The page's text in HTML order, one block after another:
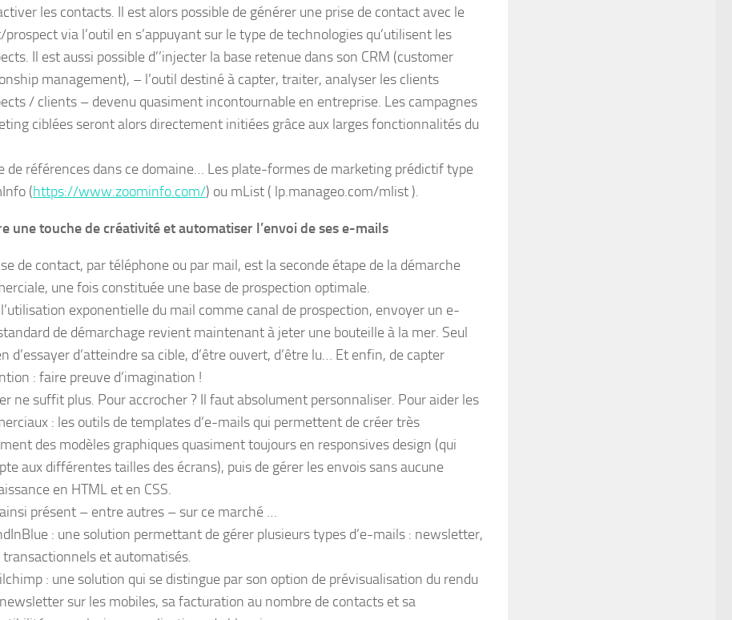
les contacts. Il est alors possible de générer une prise de contact avec le
via l’outil en s’appuyant sur le type de technologies qu’utilisent les
Il est aussi possible d’’injecter la base retenue dans son CRM (customer
management), – l’outil destiné à capter, traiter, analyser les clients
/ clients – devenu quasiment incontournable en entreprise. Les campagnes
ciblées seront alors directement initiées grâce aux larges fonctionnalités du
de références dans ce domaine… Les plate-formes de marketing prédictif type
(https://www.zoominfo.com/) ou mList ( lp.manageo.com/mlist‎ ).
une touche de créativité et automatiser l’envoi de ses e-mails
de contact, par téléphone ou par mail, est la seconde étape de la démarche
une fois constituée une base de prospection optimale.
exponentielle du mail comme canal de prospection, envoyer un e-
de démarchage revient maintenant à jeter une bouteille à la mer. Seul
d’essayer d’atteindre sa cible, d’être ouvert, d’être lu… Et enfin, de capter
: faire preuve d’imagination !
ne suffit plus. Pour accrocher ? Il faut absolument personnaliser. Pour aider les
: les outils de templates d‘e-mails qui permettent de créer très
des modèles graphiques quasiment toujours en responsives design (qui
aux différentes tailles des écrans), puis de gérer les envois sans aucune
en HTML et en CSS.
présent – entre autres – sur ce marché …
: une solution permettant de gérer plusieurs types d’e-mails : newsletter,
transactionnels et automatisés.
: une solution qui se distingue par son option de prévisualisation du rendu
sur les mobiles, sa facturation au nombre de contacts et sa